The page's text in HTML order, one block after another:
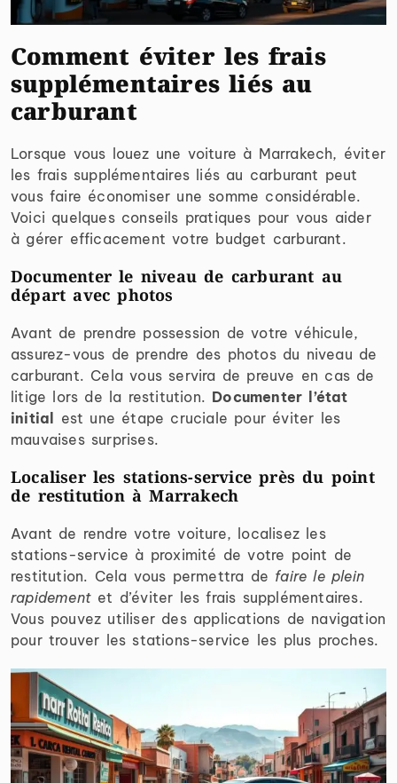
Comment éviter les frais
supplémentaires liés au
carburant
Lorsque vous louez une voiture à Marrakech, éviter
les frais supplémentaires liés au carburant peut
vous faire économiser une somme considérable.
Voici quelques conseils pratiques pour vous aider
à gérer efficacement votre budget carburant.
Documenter le niveau de carburant au
départ avec photos
Avant de prendre possession de votre véhicule,
assurez-vous de prendre des photos du niveau de
carburant. Cela vous servira de preuve en cas de
litige lors de la restitution. Documenter l’état
initial
est une étape cruciale pour éviter les
mauvaises surprises.
Localiser les stations-service près du point
de restitution à Marrakech
Avant de rendre votre voiture, localisez les
stations-service à proximité de votre point de
restitution. Cela vous permettra de faire le plein
rapidement et d’éviter les frais supplémentaires.
Vous pouvez utiliser des applications de navigation
pour trouver les stations-service les plus proches.